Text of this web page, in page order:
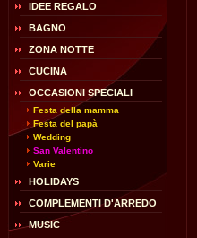
IDEE REGALO
BAGNO
ZONA NOTTE
CUCINA
OCCASIONI SPECIALI
Festa della mamma
Festa del papà
Wedding
San Valentino
Varie
HOLIDAYS
COMPLEMENTI D'ARREDO
MUSIC